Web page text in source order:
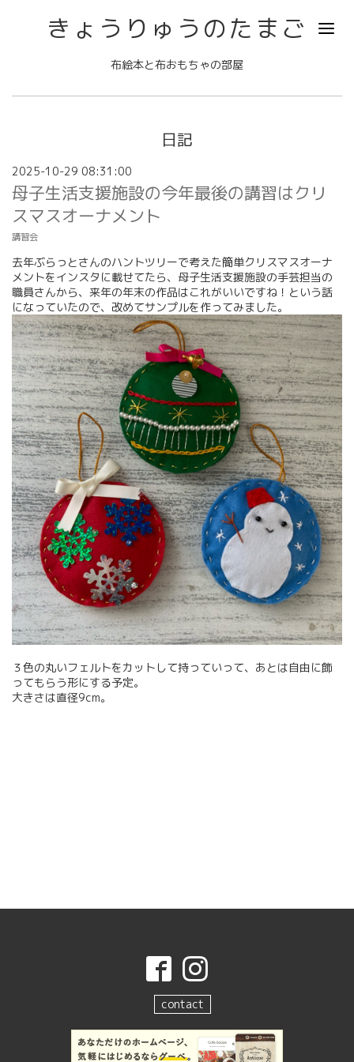
きょうりゅうのたまご
布絵本と布おもちゃの部屋
日記
2025-10-29 08:31:00
母子生活支援施設の今年最後の講習はクリ
スマスオーナメント
講習会
去年ぶらっとさんのハントツリーで考えた簡単クリスマスオーナ
メントをインスタに載せてたら、母子生活支援施設の手芸担当の
職員さんから、来年の年末の作品はこれがいいですね！という話
になっていたので、改めてサンプルを作ってみました。
３色の丸いフェルトをカットして持っていって、あとは自由に飾
ってもらう形にする予定。
大きさは直径9cm。
contact